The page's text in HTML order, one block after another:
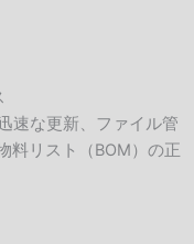
速な更新、ファイル管
料リスト（BOM）の正